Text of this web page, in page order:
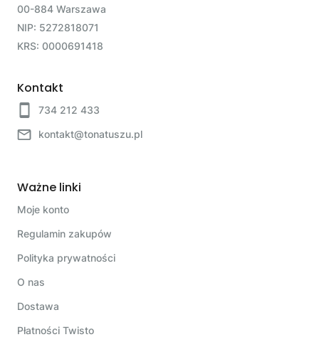
00-884 Warszawa
NIP: 5272818071
KRS: 0000691418
Kontakt
734 212 433
kontakt@tonatuszu.pl
Ważne linki
Moje konto
Regulamin zakupów
Polityka prywatności
O nas
Dostawa
Płatności Twisto